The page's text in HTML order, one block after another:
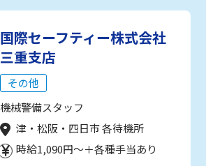
国際セーフティー株式会社
三重支店
その他
機械警備スタッフ
津・松阪・四日市 各待機所
時給1,090円～＋各種手当あり